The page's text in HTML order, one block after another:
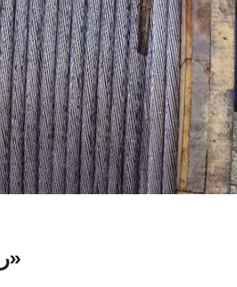
رونمایی از پروژه «هادی پرظرفیت خط انتقال نیروگاه قشم»